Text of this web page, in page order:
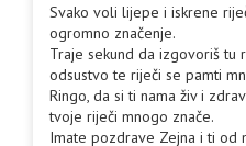
Svako voli lijepe i iskrene
ogromno značenje.
Traje sekund da izgovoriš tu
odsustvo te riječi se pamti
Ringo, da si ti nama živ i
tvoje riječi mnogo znače.
Imate pozdrave Zejna i ti od